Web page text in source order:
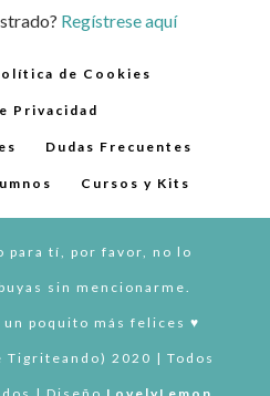
Regístrese aquí
de Cookies
Privacidad
Dudas Frecuentes
Cursos y Kits
para tí, por favor, no lo
sin mencionarme.
poquito más felices ♥︎
2020 | Todos